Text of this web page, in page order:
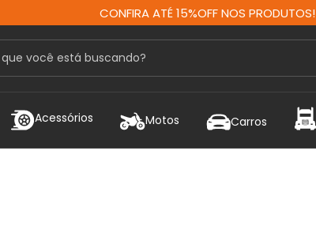
CONFIRA ATÉ 15%OFF NOS PRODUTOS!
Acessórios Motos Carros